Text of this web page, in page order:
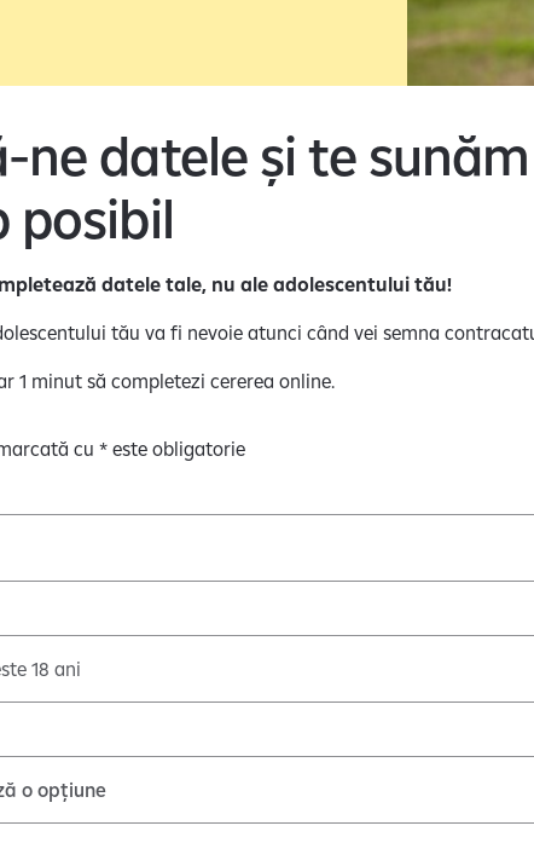
ne datele și te
posibil
datele tale, nu ale adolescentului tău!
tău va fi nevoie atunci când vei semna
1 minut să completezi cererea online.
cu * este obligatorie